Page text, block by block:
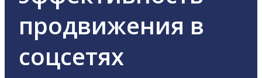
продвижения в
соцсетях